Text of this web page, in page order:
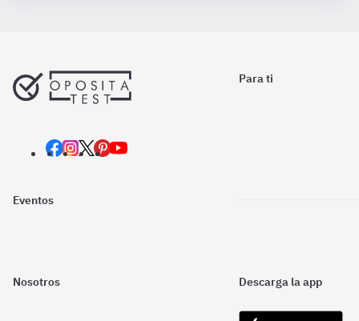
Para ti
Eventos
Nosotros Descarga la app